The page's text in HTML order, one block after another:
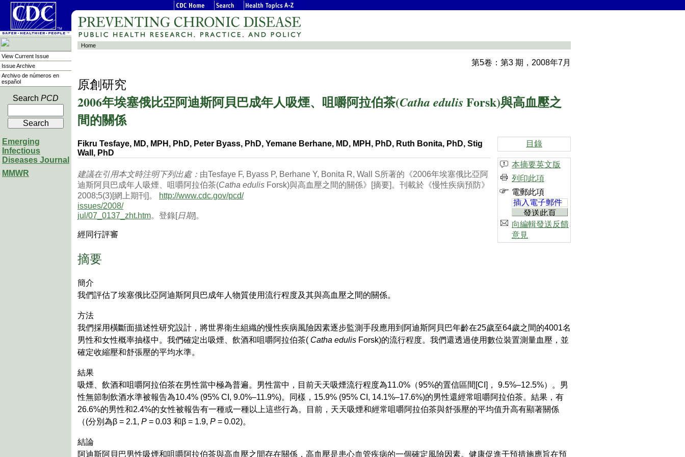
View Current Issue
Issue Archive
Archivo de números en
español
Search PCD
Emerging
Infectious
Diseases Journal
MMWR
Home
第5卷：第3 期，2008年7月
原創研究
2006年埃塞俄比亞阿迪斯阿貝巴成年人吸煙、咀嚼阿拉伯茶(Catha edulis Forsk)與高血壓之
間的關係
目錄
本摘要英文版
列印此項
電郵此項
向編輯發送反饋
意見
Fikru Tesfaye, MD, MPH, PhD, Peter Byass, PhD, Yemane Berhane, MD, MPH, PhD, Ruth Bonita, PhD, Stig
Wall, PhD
建議在引用本文時注明下列出處： 由Tesfaye F, Byass P, Berhane Y, Bonita R, Wall S所著的《2006年埃塞俄比亞阿
迪斯阿貝巴成年人吸煙、咀嚼阿拉伯茶(Catha edulis Forsk)與高血壓之間的關係》[摘要]。刊載於《慢性疾病預防》
2008;5(3)[網上期刊]。
http://www.cdc.gov/pcd/
issues/2008/
jul/07_0137_zht.htm。登錄[日期]。
經同行評審
摘要
簡介
我們評估了埃塞俄比亞阿迪斯阿貝巴成年人物質使用流行程度及其與高血壓之間的關係。
方法
我們採用橫斷面描述性研究設計，將世界衛生組織的慢性疾病風險因素逐步監測手段應用到阿迪斯阿貝巴年齡在25歲至64歲之間的4001名
男性和女性概率抽樣中。我們確定出吸煙、飲酒和咀嚼阿拉伯茶( Catha edulis Forsk)的流行程度。我們還透過使用數位裝置測量血壓，並
確定收縮壓和舒張壓的平均水準。
結果
吸煙、飲酒和咀嚼阿拉伯茶在男性當中極為普遍。男性當中，目前天天吸煙流行程度為11.0%（95%的置信區間[CI]， 9.5%–12.5%）。男
性無節制飲酒水準被報告為10.4% (95% CI, 9.0%–11.9%)。同樣，15.9% (95% CI, 14.1%–17.6%)的男性還經常咀嚼阿拉伯茶。結果，有
26.6%的男性和2.4%的女性被報告有一種或一種以上這些行為。目前，天天吸煙和經常咀嚼阿拉伯茶與舒張壓的平均值升高有顯著關係
（(分別為β = 2.1, P = 0.03 和β = 1.9, P = 0.02)。
結論
阿迪斯阿貝巴男性吸煙和咀嚼阿拉伯茶與高血壓之間存在關係，高血壓是患心血管疾病的一個確定風險因素。健康促進干預措施應旨在預